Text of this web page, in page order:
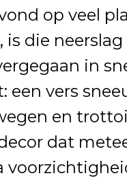
op veel
is die
in
een vers
en
dat